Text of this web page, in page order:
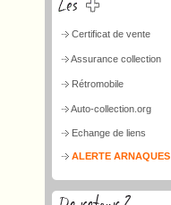
Certificat de vente
Assurance collection
Rétromobile
Auto-collection.org
Echange de liens
ALERTE ARNAQUES